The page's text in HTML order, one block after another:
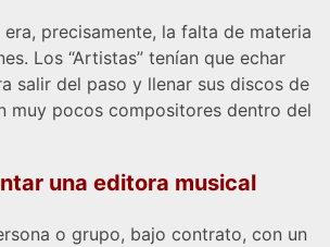
precisamente, la falta de materia
Los “Artistas” tenían que echar
salir del paso y llenar sus discos de
muy pocos compositores dentro del
una editora musical
o grupo, bajo contrato, con un